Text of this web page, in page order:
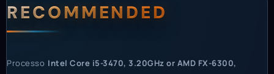
RECOMMENDED
Processo Intel Core i5-3470, 3.20GHz or AMD FX-6300,